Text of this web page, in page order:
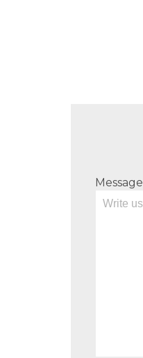
Message